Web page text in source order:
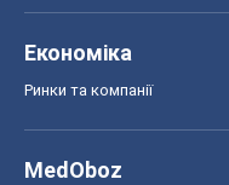
Економіка
Ринки та компанії
MedOboz